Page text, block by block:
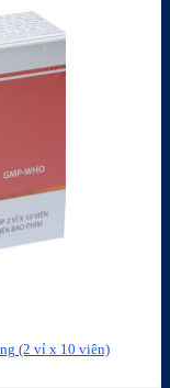
(2 vỉ x 10 viên)